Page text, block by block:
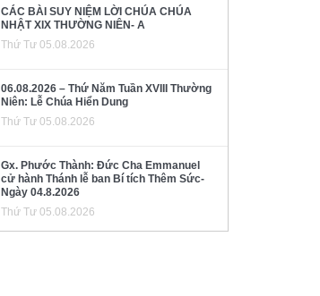
CÁC BÀI SUY NIỆM LỜI CHÚA CHÚA
NHẬT XIX THƯỜNG NIÊN- A
Thứ Tư 05.08.2026
06.08.2026 – Thứ Năm Tuần XVIII Thường
Niên: Lễ Chúa Hiển Dung
Thứ Tư 05.08.2026
Gx. Phước Thành: Đức Cha Emmanuel
cử hành Thánh lễ ban Bí tích Thêm Sức-
Ngày 04.8.2026
Thứ Tư 05.08.2026